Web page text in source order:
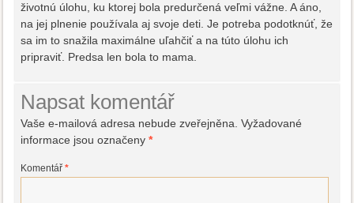
životnú úlohu, ku ktorej bola predurčená veľmi vážne. A áno,
na jej plnenie používala aj svoje deti. Je potreba podotknúť, že
sa im to snažila maximálne uľahčiť a na túto úlohu ich
pripraviť. Predsa len bola to mama.
Napsat komentář
Vaše e-mailová adresa nebude zveřejněna. Vyžadované
informace jsou označeny*
Komentář*